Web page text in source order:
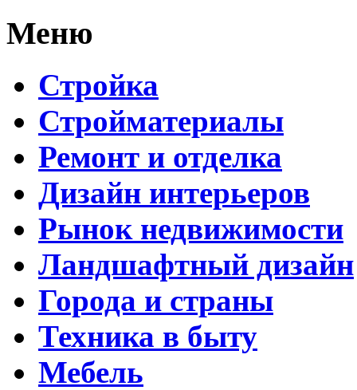
Меню
Стройка
Стройматериалы
Ремонт и отделка
Дизайн интерьеров
Рынок недвижимости
Ландшафтный дизайн
Города и страны
Техника в быту
Мебель